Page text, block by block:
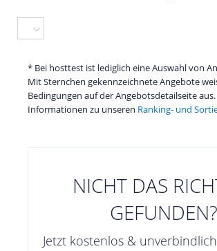
* Bei hosttest ist lediglich eine Auswahl von
Mit Sternchen gekennzeichnete Angebote
Bedingungen auf der Angebotsdetailseite
Informationen zu unseren Ranking- und
NICHT DAS
GEFUNDEN?
Jetzt kostenlos &